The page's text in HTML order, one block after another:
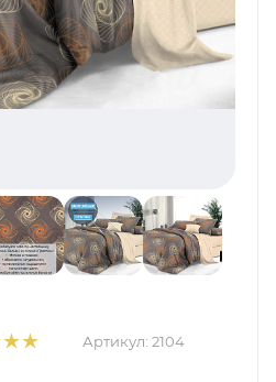
Артикул: 2104